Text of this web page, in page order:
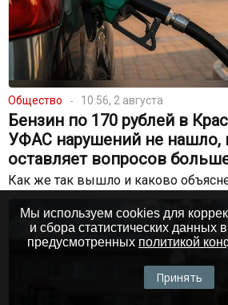
Общество 10:56, 2 августа
Бензин по 170 рублей в
УФАС нарушений не нашло,
оставляет вопросов
Как же так вышло и каково
Мы используем cookies для
и сбора статистических данных
предусмотренных политикой
Принять